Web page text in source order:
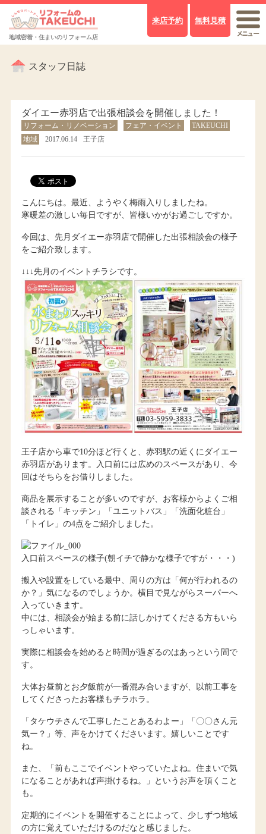
地域密着・住まいのリフォーム店
来店予約 無料見積
スタッフ日誌
ダイエー赤羽店で出張相談会を開催しました！
リフォーム・リノベーション フェア・イベント
TAKEUCHI
地域
2017.06.14 王子店
こんにちは。最近、ようやく梅雨入りしましたね。
寒暖差の激しい毎日ですが、皆様いかがお過ごしですか。
今回は、先月ダイエー赤羽店で開催した出張相談会の様子
をご紹介致します。
↓↓↓先月のイベントチラシです。
王子店から車で10分ほど行くと、赤羽駅の近くにダイエー
赤羽店があります。入口前には広めのスペースがあり、今
回はそちらをお借りしました。
商品を展示することが多いのですが、お客様からよくご相
談される「キッチン」「ユニットバス」「洗面化粧台」
「トイレ」の4点をご紹介しました。
入口前スペースの様子(朝イチで静かな様子ですが・・・)
搬入や設置をしている最中、周りの方は「何が行われるの
か？」気になるのでしょうか。横目で見ながらスーパーへ
入っていきます。
中には、相談会が始まる前に話しかけてくださる方もいら
っしゃいます。
実際に相談会を始めると時間が過ぎるのはあっという間で
す。
大体お昼前とお夕飯前が一番混み合いますが、以前工事を
してくださったお客様もチラホラ。
「タケウチさんで工事したことあるわよー」「〇〇さん元
気ー？」等、声をかけてくださいます。嬉しいことです
ね。
また、「前もここでイベントやっていたよね。住まいで気
になることがあれば声掛けるね。」というお声を頂くこと
も。
定期的にイベントを開催することによって、少しずつ地域
の方に覚えていただけるのだなと感じました。